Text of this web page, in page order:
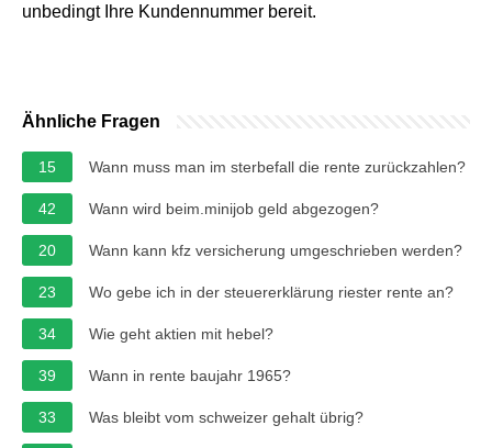
unbedingt Ihre Kundennummer bereit.
Ähnliche Fragen
15 Wann muss man im sterbefall die rente zurückzahlen?
42 Wann wird beim.minijob geld abgezogen?
20 Wann kann kfz versicherung umgeschrieben werden?
23 Wo gebe ich in der steuererklärung riester rente an?
34 Wie geht aktien mit hebel?
39 Wann in rente baujahr 1965?
33 Was bleibt vom schweizer gehalt übrig?